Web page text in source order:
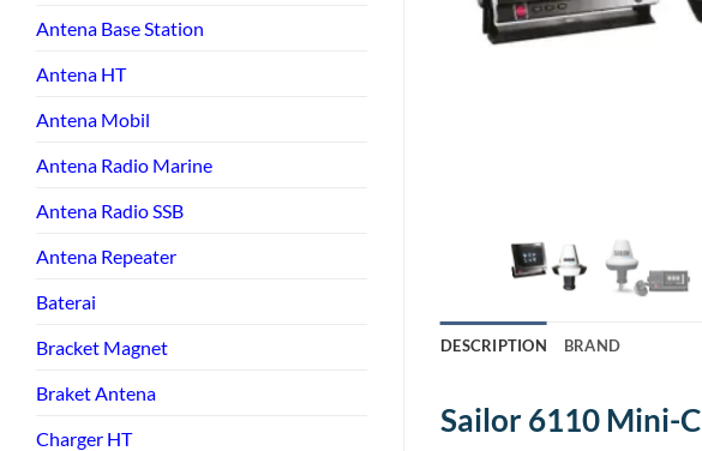
Antena Base Station
Antena HT
Antena Mobil
Antena Radio Marine
Antena Radio SSB
Antena Repeater
Baterai
Bracket Magnet
Braket Antena
Charger HT
DESCRIPTION BRAND
Sailor 6110 Mini-C